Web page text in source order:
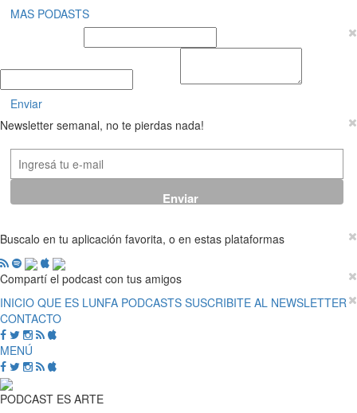
MAS PODASTS
Enviar
Newsletter semanal, no te pierdas nada!
Buscalo en tu aplicación favorita, o en estas plataformas
Compartí el podcast con tus amigos
INICIO QUE ES LUNFA PODCASTS SUSCRIBITE AL NEWSLETTER
CONTACTO
MENÚ
PODCAST ES ARTE